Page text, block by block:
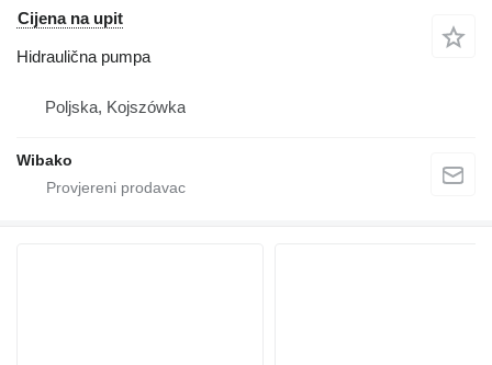
Cijena na upit
Hidraulična pumpa
Poljska, Kojszówka
Wibako